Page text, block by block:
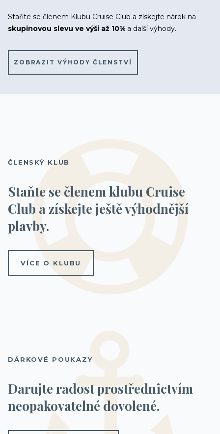
Staňte se členem Klubu Cruise Club a získejte nárok na
skupinovou slevu ve výši až 10% a další výhody.
ZOBRAZIT VÝHODY ČLENSTVÍ
ČLENSKÝ KLUB
Staňte se členem klubu Cruise
Club a získejte ještě výhodnější
plavby.
VÍCE O KLUBU
DÁRKOVÉ POUKAZY
Darujte radost prostřednictvím
neopakovatelné dovolené.